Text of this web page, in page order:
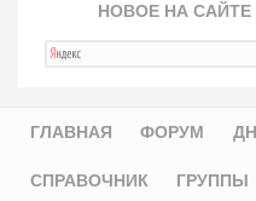
НОВОЕ НА САЙТЕ
Главное меню
ГЛАВНАЯ ФОРУМ
СПРАВОЧНИК ГРУППЫ